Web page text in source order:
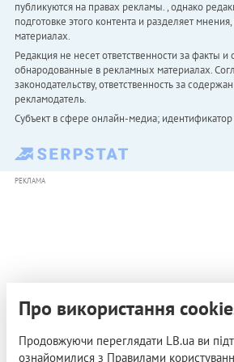
публикуются на правах рекламы. , однако
подготовке этого контента и разделяет
материалах.
Редакция не несет ответственности за факты
обнародованные в рекламных материалах.
законодательству, ответственность за
рекламодатель.
Субъект в сфере онлайн-медиа;
РЕКЛАМА
Про використання
Продовжуючи переглядати LB.ua ви
ознайомилися з Правилами